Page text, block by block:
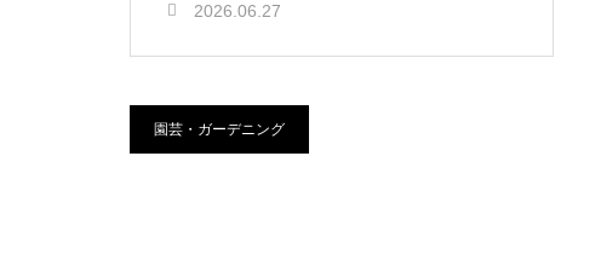
2026.06.27
園芸・ガーデニング